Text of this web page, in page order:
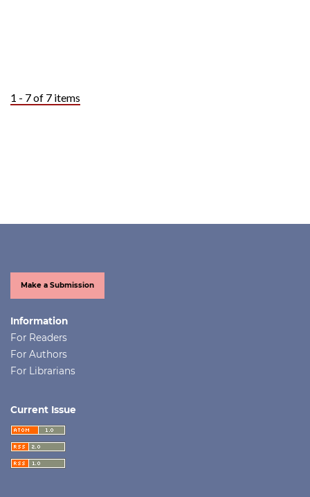
1 - 7 of 7 items
Make a Submission
Information
For Readers
For Authors
For Librarians
Current Issue